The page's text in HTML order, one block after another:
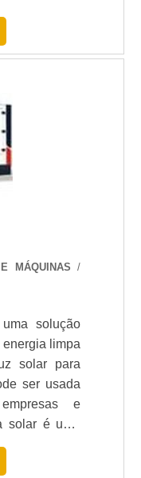
MÉDIO DE
capacidade do
TÉCNICO
locação.
SÃO
LOCAIS
é uma excelente
a rede elétrica é
e renovável,
não depende
não há
custos de
E MÁQUINAS/
solução
limpa
solar para
ser usada
e
solar é uma
e renovável,